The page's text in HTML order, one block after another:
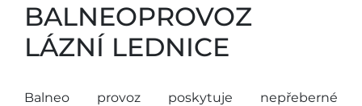
BALNEOPROVOZ
LÁZNÍ LEDNICE
Balneo provoz poskytuje nepřeberné